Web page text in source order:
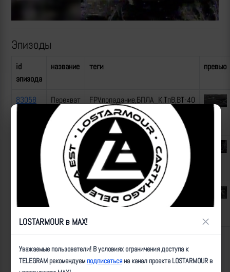
Эпизоды
id
эпизода
название теги превью
83058
Перехват
"Бабы-
Яги" ВСУ
FPV,попадание,БПЛА_К,ТпВ,ВТ-40
Перехват
"Бабы-
Яги" ВСУ
FPV,попадание,БПЛА_К,ТпВ,ВТ-40
Перехват
Яги" ВСУ
FPV,попадание,БПЛА_К,ТпВ,ВТ-40
_нарезка
LOSTARMOUR в MAX! ×
Уважаемые пользователи! В условиях ограничения доступа к
TELEGRAM рекомендуемподписатьсяна канал проекта LOSTARMOUR в